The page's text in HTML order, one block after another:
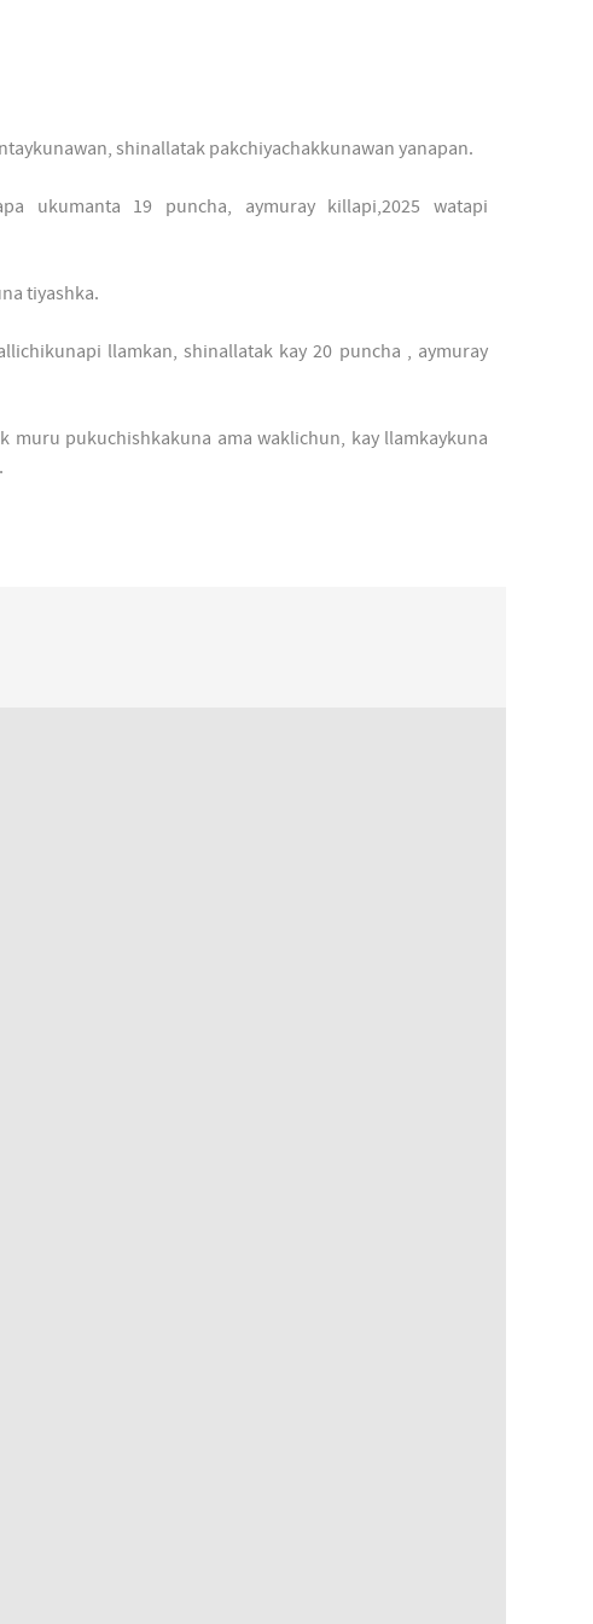
shinallatak pakchiyachakkunawan yanapan.
ukumanta 19 puncha, aymuray killapi,2025 watapi
tiyashka.
llamkan, shinallatak kay 20 puncha , aymuray
pukuchishkakuna ama waklichun, kay llamkaykuna